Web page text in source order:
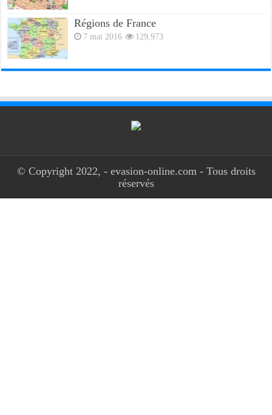
Régions de France
7 mai 2016 129,973
© Copyright 2022, - evasion-online.com - Tous droits
réservés